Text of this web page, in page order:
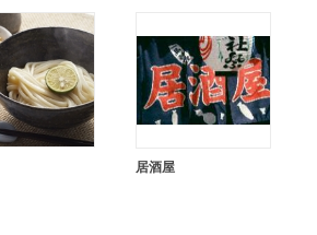
居酒屋